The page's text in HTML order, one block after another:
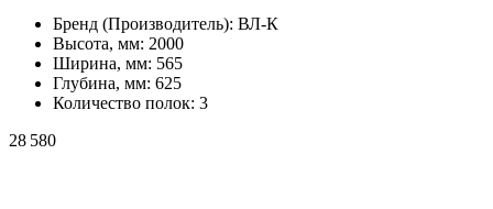
Бренд (Производитель): ВЛ-К
Высота, мм: 2000
Ширина, мм: 565
Глубина, мм: 625
Количество полок: 3
28 580